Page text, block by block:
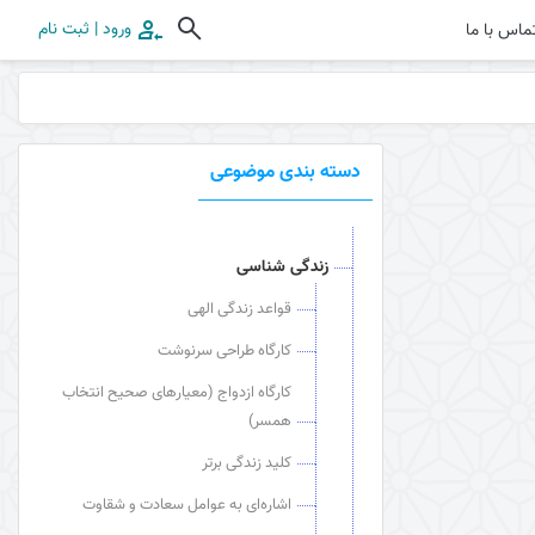
ورود | ثبت نام با ما
دسته بندی موضوعی
زندگی شناسی
قواعد زندگی الهی
کارگاه طراحی سرنوشت
کارگاه ازدواج (معیارهای صحیح انتخاب
همسر)
کلید زندگی برتر
اشاره‌ای به عوامل سعادت و شقاوت